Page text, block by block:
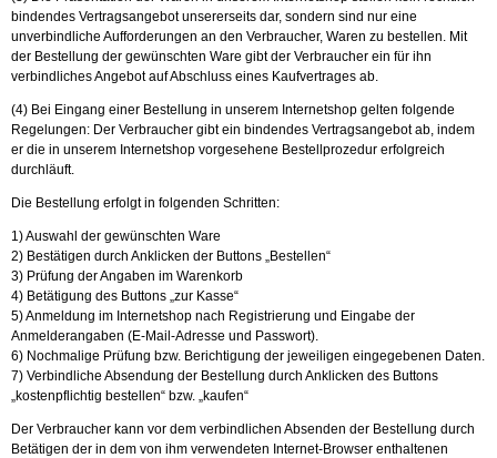
bindendes Vertragsangebot unsererseits dar, sondern sind nur eine
unverbindliche Aufforderungen an den Verbraucher, Waren zu bestellen. Mit
der Bestellung der gewünschten Ware gibt der Verbraucher ein für ihn
verbindliches Angebot auf Abschluss eines Kaufvertrages ab.
(4) Bei Eingang einer Bestellung in unserem Internetshop gelten folgende
Regelungen: Der Verbraucher gibt ein bindendes Vertragsangebot ab, indem
er die in unserem Internetshop vorgesehene Bestellprozedur erfolgreich
durchläuft.
Die Bestellung erfolgt in folgenden Schritten:
1) Auswahl der gewünschten Ware
2) Bestätigen durch Anklicken der Buttons „Bestellen“
3) Prüfung der Angaben im Warenkorb
4) Betätigung des Buttons „zur Kasse“
5) Anmeldung im Internetshop nach Registrierung und Eingabe der
Anmelderangaben (E-Mail-Adresse und Passwort).
6) Nochmalige Prüfung bzw. Berichtigung der jeweiligen eingegebenen Daten.
7) Verbindliche Absendung der Bestellung durch Anklicken des Buttons
„kostenpflichtig bestellen“ bzw. „kaufen“
Der Verbraucher kann vor dem verbindlichen Absenden der Bestellung durch
Betätigen der in dem von ihm verwendeten Internet-Browser enthaltenen